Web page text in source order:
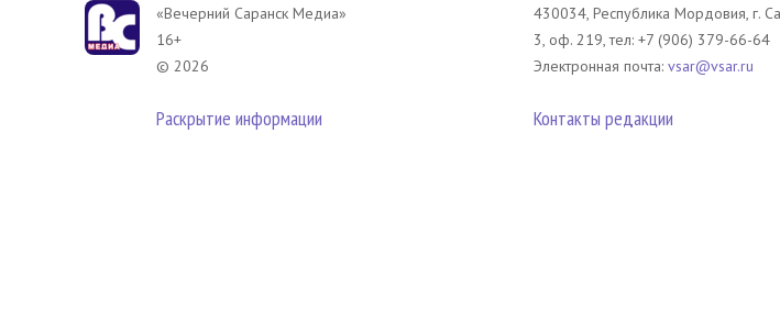
«Вечерний Саранск Mедиа»
16+
© 2026
Раскрытие информации
430034, Республика Мордовия, г.
3, оф. 219, тел: +7 (906) 379-66-64
Электронная почта: vsar@vsar.ru
Контакты редакции